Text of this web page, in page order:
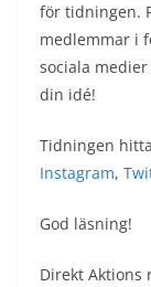
för tidningen.
medlemmar i
sociala
din idé!
Tidningen
Instagram,
God läsning!
Direkt Aktions